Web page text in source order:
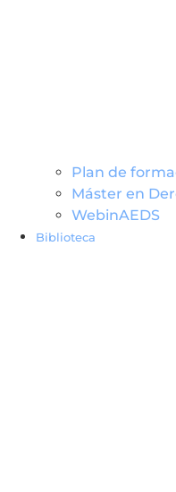
Plan de
Máster en
WebinAEDS
Biblioteca